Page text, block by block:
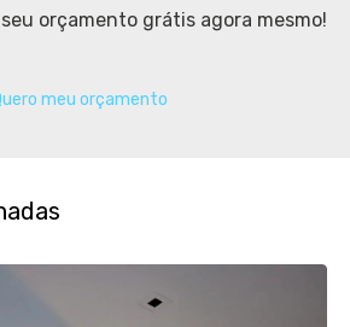
orçamento grátis agora mesmo!
meu orçamento